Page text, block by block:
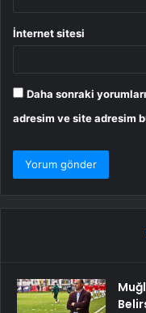
İnternet sitesi
Daha sonraki
adresim ve site adresim